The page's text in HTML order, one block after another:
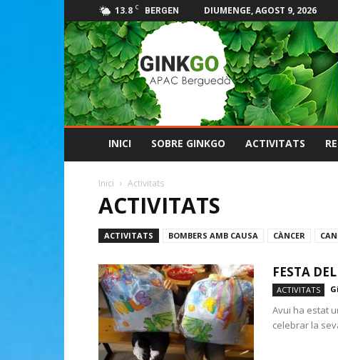
13.8 C BERGEN DIUMENGE, AGOST 9, 2026
GINKGO
Apac
del
Berguedà
INICI SOBRE GINKGO ACTIVITATS
Inici Activitats
ACTIVITATS
ACTIVITATS BOMBERS AMB CAUSA CÀNCER
FESTA
ACTIVITATS
Avui ha estat
celebrar la